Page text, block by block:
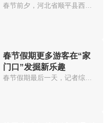
春节前夕，河北省顺平县西南蒲村...
春节假期更多游客在“家
门口”发掘新乐趣